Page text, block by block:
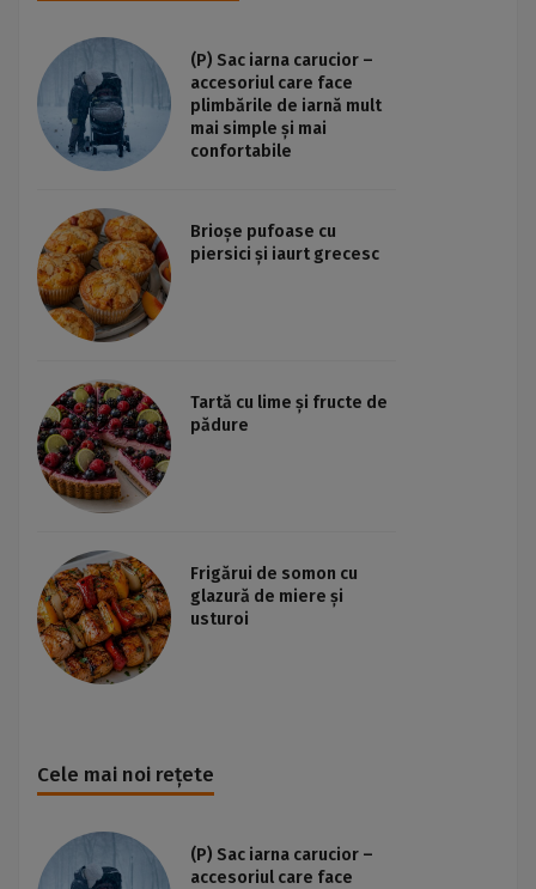
(P) Sac iarna carucior –
accesoriul care face
plimbările de iarnă mult
mai simple și mai
confortabile
Brioșe pufoase cu
piersici și iaurt grecesc
Tartă cu lime și fructe de
pădure
Frigărui de somon cu
glazură de miere și
usturoi
Cele mai noi rețete
(P) Sac iarna carucior –
accesoriul care face